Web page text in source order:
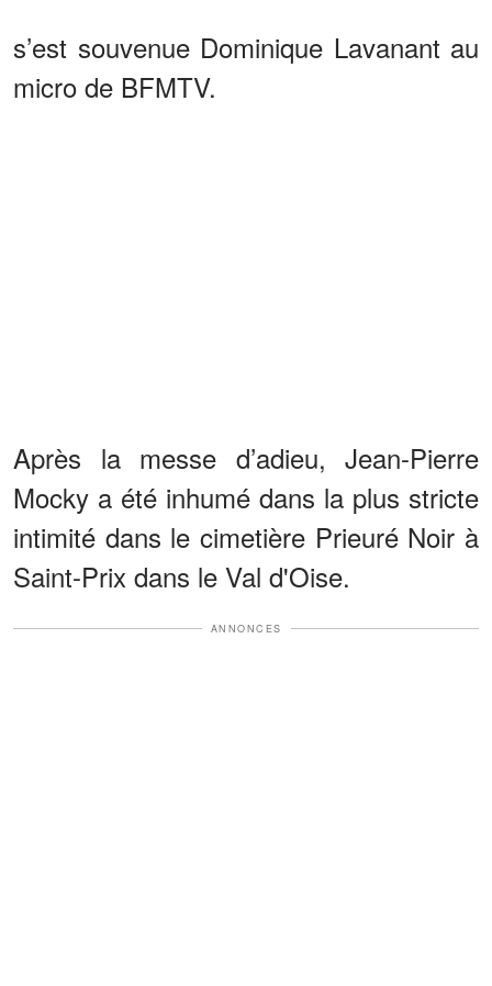
s’est souvenue Dominique Lavanant au
micro de BFMTV.
Après la messe d’adieu, Jean-Pierre
Mocky a été inhumé dans la plus stricte
intimité dans le cimetière Prieuré Noir à
Saint-Prix dans le Val d'Oise.
ANNONCES